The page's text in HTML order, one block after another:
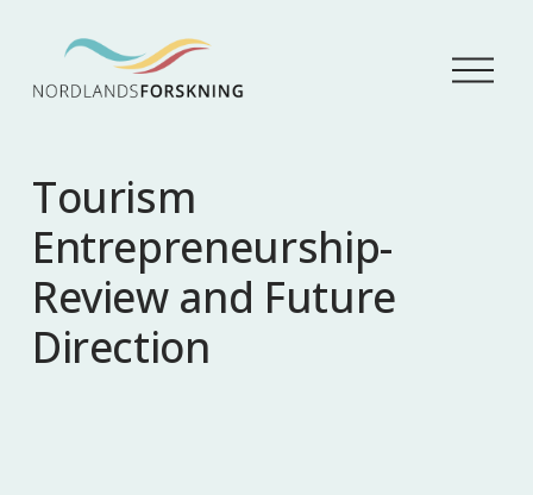
Å
p
Tourism
Entrepreneurship-
Review and Future
Direction